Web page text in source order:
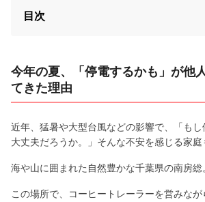
目次
今年の夏、「停電するかも」が他
てきた理由
近年、猛暑や大型台風などの影響で、「も
大丈夫だろうか。」そんな不安を感じる家庭
海や山に囲まれた自然豊かな千葉県の南房総
この場所で、コーヒートレーラーを営みな